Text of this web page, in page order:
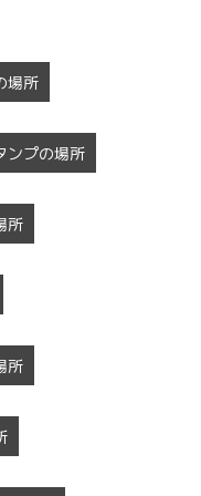
場所
ンプの場所
所
所